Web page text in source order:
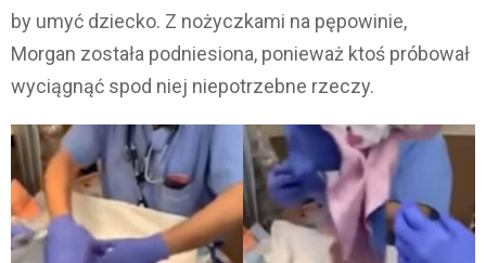
by umyć dziecko. Z nożyczkami na pępowinie,
Morgan została podniesiona, ponieważ ktoś próbował
wyciągnąć spod niej niepotrzebne rzeczy.